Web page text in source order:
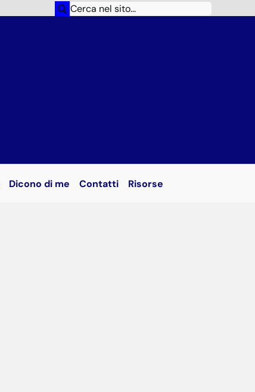
Cerca
Dicono di me Contatti Risorse